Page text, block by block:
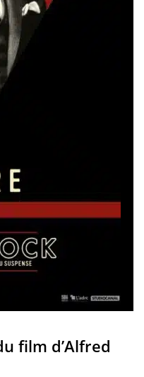
film d’Alfred